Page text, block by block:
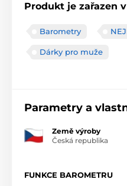
Produkt je zařazen
Barometry
Dárky pro muže
Parametry a
Země výroby
Česká republika
FUNKCE BAROMETRU